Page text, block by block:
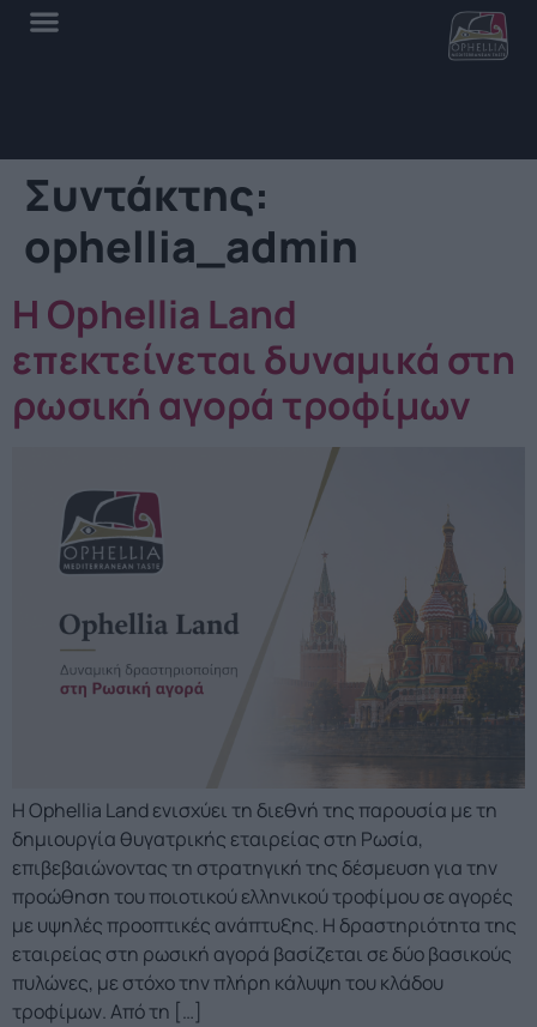
Συντάκτης:
ophellia_admin
Η Ophellia Land
επεκτείνεται δυναμικά στη
ρωσική αγορά τροφίμων
Η Ophellia Land ενισχύει τη διεθνή της παρουσία με τη
δημιουργία θυγατρικής εταιρείας στη Ρωσία,
επιβεβαιώνοντας τη στρατηγική της δέσμευση για την
προώθηση του ποιοτικού ελληνικού τροφίμου σε αγορές
με υψηλές προοπτικές ανάπτυξης. Η δραστηριότητα της
εταιρείας στη ρωσική αγορά βασίζεται σε δύο βασικούς
πυλώνες, με στόχο την πλήρη κάλυψη του κλάδου
τροφίμων. Από τη […]